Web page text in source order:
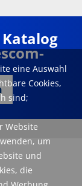
eine Auswahl
Cookies,
sind;
Website
um
und
die